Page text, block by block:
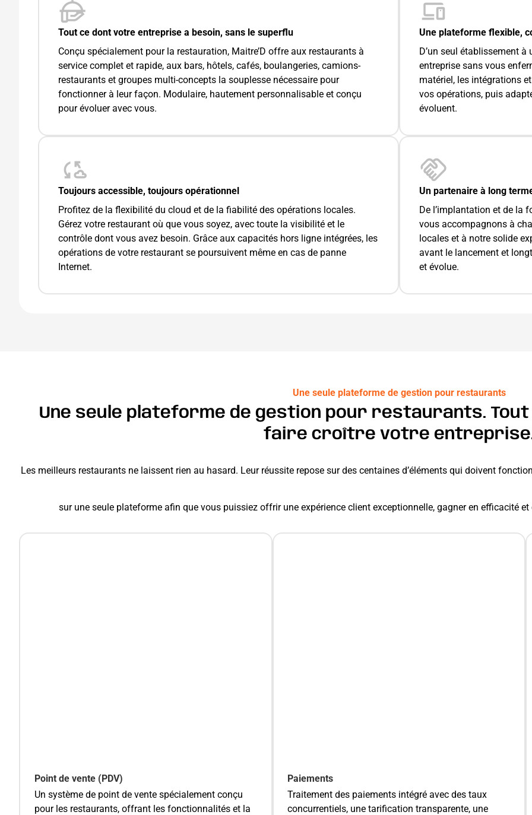
Tout ce dont votre entreprise a besoin, sans le superflu
Conçu spécialement pour la restauration, Maitre’D offre aux restaurants à
service complet et rapide, aux bars, hôtels, cafés, boulangeries, camions-
restaurants et groupes multi-concepts la souplesse nécessaire pour
fonctionner à leur façon. Modulaire, hautement personnalisable et conçu
pour évoluer avec vous.
Une plateforme flexible,
D’un seul établissement à
entreprise sans vous
matériel, les intégrations
vos opérations, puis
évoluent.
Toujours accessible, toujours opérationnel
Profitez de la flexibilité du cloud et de la fiabilité des opérations locales.
Gérez votre restaurant où que vous soyez, avec toute la visibilité et le
contrôle dont vous avez besoin. Grâce aux capacités hors ligne intégrées, les
opérations de votre restaurant se poursuivent même en cas de panne
Internet.
Un partenaire à long
De l’implantation et de la
vous accompagnons à
locales et à notre solide
avant le lancement et
et évolue.
Une seule plateforme de gestion pour restaurants
Une seule plateforme de gestion pour restaurants.
faire croître votre
Les meilleurs restaurants ne laissent rien au hasard. Leur réussite repose sur des centaines d’éléments qui doivent
sur une seule plateforme afin que vous puissiez offrir une expérience client exceptionnelle, gagner en efficacité
Point de vente (PDV)
Un système de point de vente spécialement conçu
pour les restaurants, offrant les fonctionnalités et la
Paiements
Traitement des paiements intégré avec des taux
concurrentiels, une tarification transparente, une